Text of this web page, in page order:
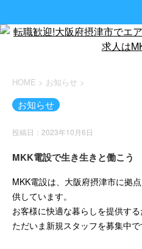
HOME > お知らせ >
お知らせ
投稿日：2023年10月6日
MKK電設で生き生きと働こう
MKK電設は、大阪府摂津市に拠
供しています。
お客様に快適な暮らしを提供す
ただいま新規スタッフを募集中で